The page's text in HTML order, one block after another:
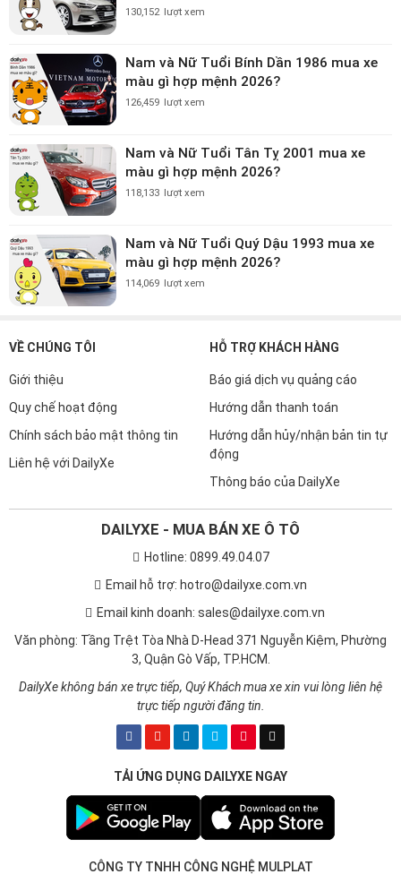
130,152 lượt xem
Nam và Nữ Tuổi Bính Dần 1986 mua xe
màu gì hợp mệnh 2026?
126,459 lượt xem
Nam và Nữ Tuổi Tân Tỵ 2001 mua xe
màu gì hợp mệnh 2026?
118,133 lượt xem
Nam và Nữ Tuổi Quý Dậu 1993 mua xe
màu gì hợp mệnh 2026?
114,069 lượt xem
VỀ CHÚNG TÔI
Giới thiệu
Quy chế hoạt động
Chính sách bảo mật thông tin
Liên hệ với DailyXe
HỖ TRỢ KHÁCH HÀNG
Báo giá dịch vụ quảng cáo
Hướng dẫn thanh toán
Hướng dẫn hủy/nhận bản tin tự
động
Thông báo của DailyXe
DAILYXE - MUA BÁN XE Ô TÔ
Hotline: 0899.49.04.07
Email hỗ trợ: hotro@dailyxe.com.vn
Email kinh doanh: sales@dailyxe.com.vn
Văn phòng: Tầng Trệt Tòa Nhà D-Head 371 Nguyễn Kiệm, Phường
3, Quận Gò Vấp, TP.HCM.
DailyXe không bán xe trực tiếp, Quý Khách mua xe xin vui lòng liên hệ
trực tiếp người đăng tin.
TẢI ỨNG DỤNG DAILYXE NGAY
CÔNG TY TNHH CÔNG NGHỆ MULPLAT